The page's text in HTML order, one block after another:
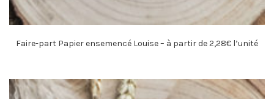
Faire-part Papier ensemencé Louise – à partir de 2,28€ l’unité